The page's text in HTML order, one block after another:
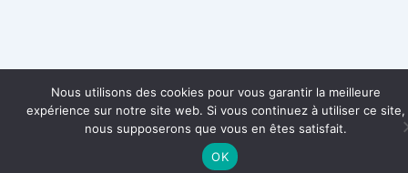
Nous utilisons des cookies pour vous garantir la meilleure
expérience sur notre site web. Si vous continuez à utiliser ce site,
nous supposerons que vous en êtes satisfait.
OK